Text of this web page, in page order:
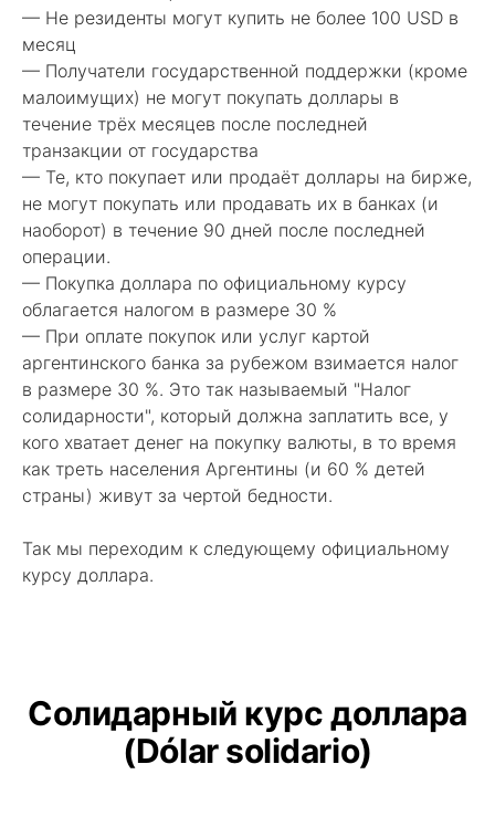
— Не резиденты могут купить не более 100 USD в
месяц
— Получатели государственной поддержки (кроме
малоимущих) не могут покупать доллары в
течение трёх месяцев после последней
транзакции от государства
— Те, кто покупает или продаёт доллары на бирже,
не могут покупать или продавать их в банках (и
наоборот) в течение 90 дней после последней
операции.
— Покупка доллара по официальному курсу
облагается налогом в размере 30 %
— При оплате покупок или услуг картой
аргентинского банка за рубежом взимается налог
в размере 30 %. Это так называемый "Налог
солидарности", который должна заплатить все, у
кого хватает денег на покупку валюты, в то время
как треть населения Аргентины (и 60 % детей
страны) живут за чертой бедности.
Так мы переходим к следующему официальному
курсу доллара.
Солидарный курс доллара
(Dólar solidario)